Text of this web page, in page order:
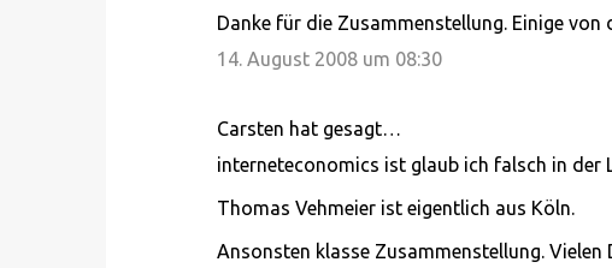
Danke für die Zusammenstellung. Einige
14. August 2008 um 08:30
Carsten hat gesagt…
interneteconomics ist glaub ich falsch in der
Thomas Vehmeier ist eigentlich aus Köln.
Ansonsten klasse Zusammenstellung. Vielen